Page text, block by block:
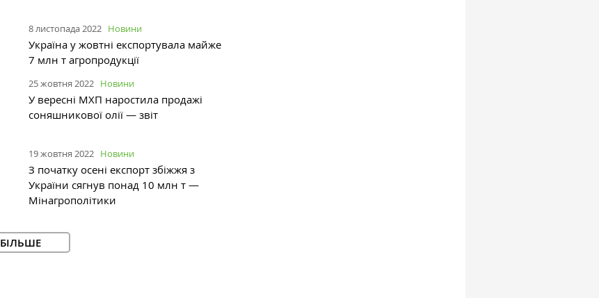
8 листопада 2022 Новини
Україна у жовтні експортувала майже
7 млн т агропродукції
25 жовтня 2022 Новини
У вересні МХП наростила продажі
соняшникової олії — звіт
19 жовтня 2022 Новини
З початку осені експорт збіжжя з
України сягнув понад 10 млн т —
Мінагрополітики
БІЛЬШЕ